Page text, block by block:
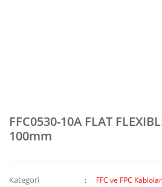
FFC0530-10A FLAT
100mm
Kategori FFC ve FPC Kablolar